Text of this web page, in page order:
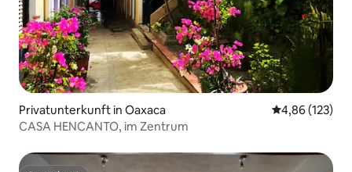
Privatunterkunft in Oaxaca
4,86 (123)
CASA HENCANTO, im Zentrum